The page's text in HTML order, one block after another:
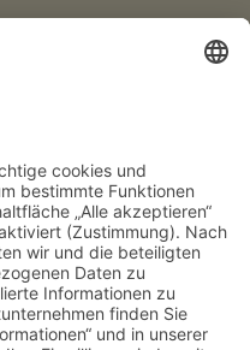
2026